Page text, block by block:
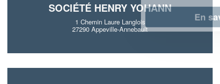
SOCIÉTÉ HENRY YOHANN
1 Chemin Laure Langlois
27290 Appeville-Annebault
En savoir plus